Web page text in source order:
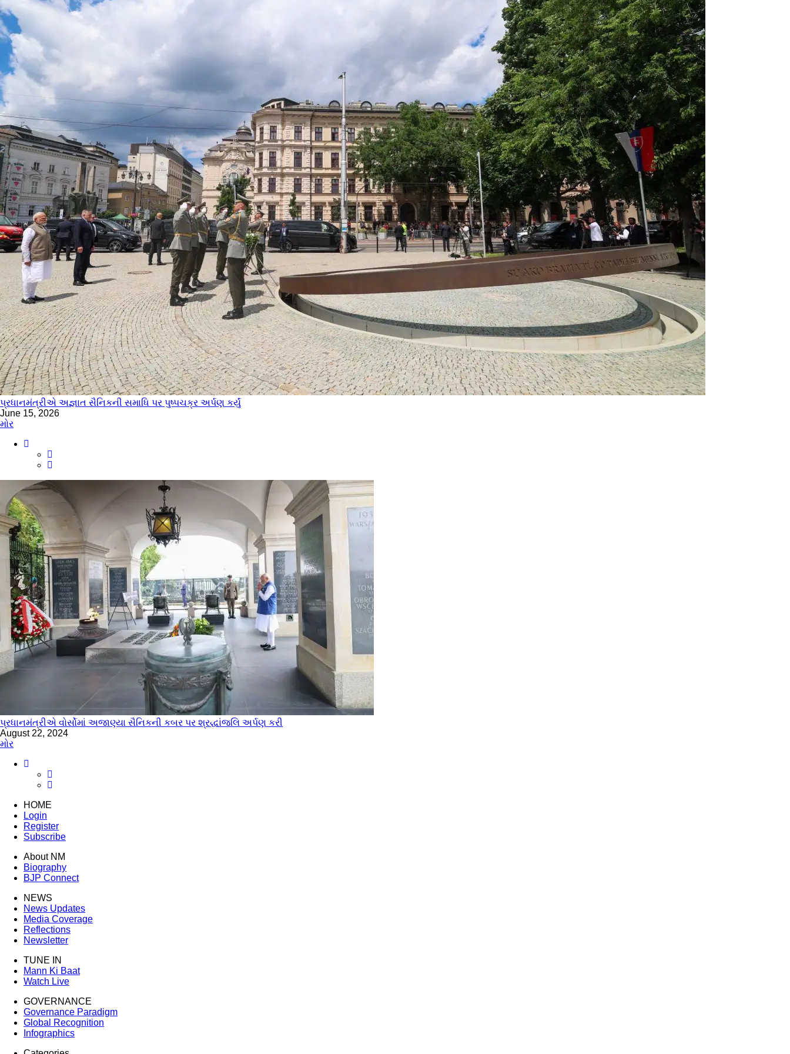
પ્રધાનમંત્રીએ અજ્ઞાત સૈનિકની સમાધિ પર પુષ્પચક્ર અર્પણ કર્યું
June 15, 2026
મોર
પ્રધાનમંત્રીએ વોર્સોમાં અજાણ્યા સૈનિકની કબર પર શ્રદ્ધાંજલિ અર્પણ કરી
August 22, 2024
મોર
HOME
Login
Register
Subscribe
About NM
Biography
BJP Connect
NEWS
News Updates
Media Coverage
Reflections
Newsletter
TUNE IN
Mann Ki Baat
Watch Live
GOVERNANCE
Governance Paradigm
Global Recognition
Infographics